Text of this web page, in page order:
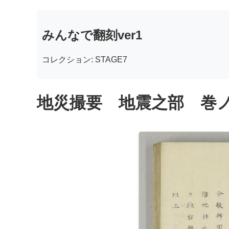
みんなで翻刻ver1
コレクション: STAGE7
地災撮要 地震之部 巻